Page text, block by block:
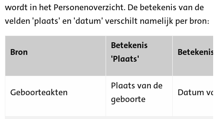
wordt in het Personenoverzicht. De betekenis van de
velden 'plaats' en 'datum' verschilt namelijk per bron:
Bron
Betekenis
'Plaats'
Geboorteakten
Plaats van de
geboorte
Datum